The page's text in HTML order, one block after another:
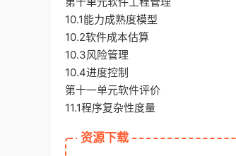
10.1能力成熟度模型
10.2软件成本估算
10.3风险管理
10.4进度控制
第十一单元软件评价
11.1程序复杂性度量
资源下载